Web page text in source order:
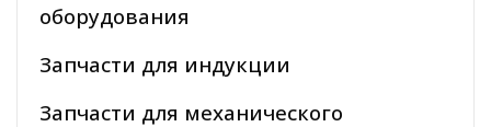
оборудования
Запчасти для индукции
Запчасти для механического